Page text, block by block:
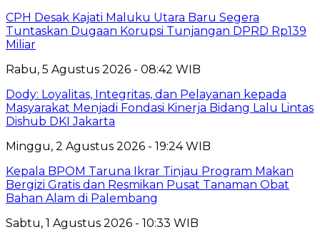
CPH Desak Kajati Maluku Utara Baru Segera
Tuntaskan Dugaan Korupsi Tunjangan DPRD Rp139
Miliar
Rabu, 5 Agustus 2026 - 08:42 WIB
Dody: Loyalitas, Integritas, dan Pelayanan kepada
Masyarakat Menjadi Fondasi Kinerja Bidang Lalu Lintas
Dishub DKI Jakarta
Minggu, 2 Agustus 2026 - 19:24 WIB
Kepala BPOM Taruna Ikrar Tinjau Program Makan
Bergizi Gratis dan Resmikan Pusat Tanaman Obat
Bahan Alam di Palembang
Sabtu, 1 Agustus 2026 - 10:33 WIB